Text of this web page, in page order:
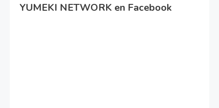
YUMEKI NETWORK en Facebook